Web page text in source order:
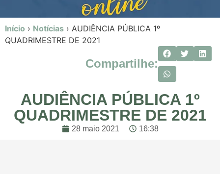
Início › Notícias › AUDIÊNCIA PÚBLICA 1º
QUADRIMESTRE DE 2021
Compartilhe:
AUDIÊNCIA PÚBLICA 1º
QUADRIMESTRE DE 2021
28 maio 2021 16:38